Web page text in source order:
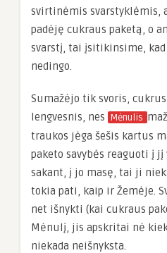
svirtinėmis svarstyklėmis,
padėję cukraus paketą, o
svarstį, tai įsitikinsime,
nedingo.
Sumažėjo tik svoris,
lengvesnis, nes Mėnulis
traukos jėga šešis kartus
paketo savybės reaguoti į
sakant, į jo masę, tai ji
tokia pati, kaip ir Žemėje.
net išnykti (kai cukraus
Mėnulį, jis apskritai nė
niekada neišnyksta.